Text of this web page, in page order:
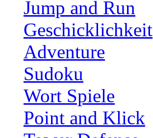
Jump and Run
Geschicklichkeit
Adventure
Sudoku
Wort Spiele
Point and Klick